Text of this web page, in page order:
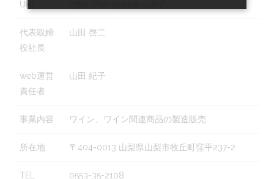
URL
代表取締
役社長
山田 啓二
web運営
責任者
山田 紀子
事業内容 ワイン、ワイン関連商品の製造販売
所在地 〒404-0013 山梨県山梨市牧丘町窪平237-2
TEL 0553-35-2108